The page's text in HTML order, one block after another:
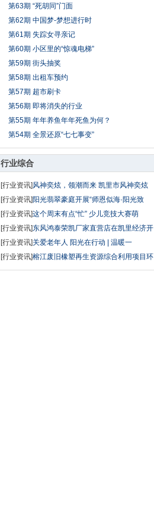
第63期 “死胡同”门面
第62期 中国梦-梦想进行时
第61期 失踪女寻亲记
第60期 小区里的“惊魂电梯”
第59期 街头抽奖
第58期 出租车预约
第57期 超市刷卡
第56期 即将消失的行业
第55期 年年养鱼年年死鱼为何？
第54期 全景还原“七七事变”
行业综合
[行业资讯]风神奕炫，领潮而来 凯里市风神奕炫
[行业资讯]阳光翡翠豪庭开展“师恩似海·阳光致
[行业资讯]这个周末有点“忙” 少儿竞技大赛萌
[行业资讯]东风鸿泰荣凯厂家直营店在凯里经济开
[行业资讯]关爱老年人 阳光在行动 | 温暖一
[行业资讯]榕江废旧橡塑再生资源综合利用项目环